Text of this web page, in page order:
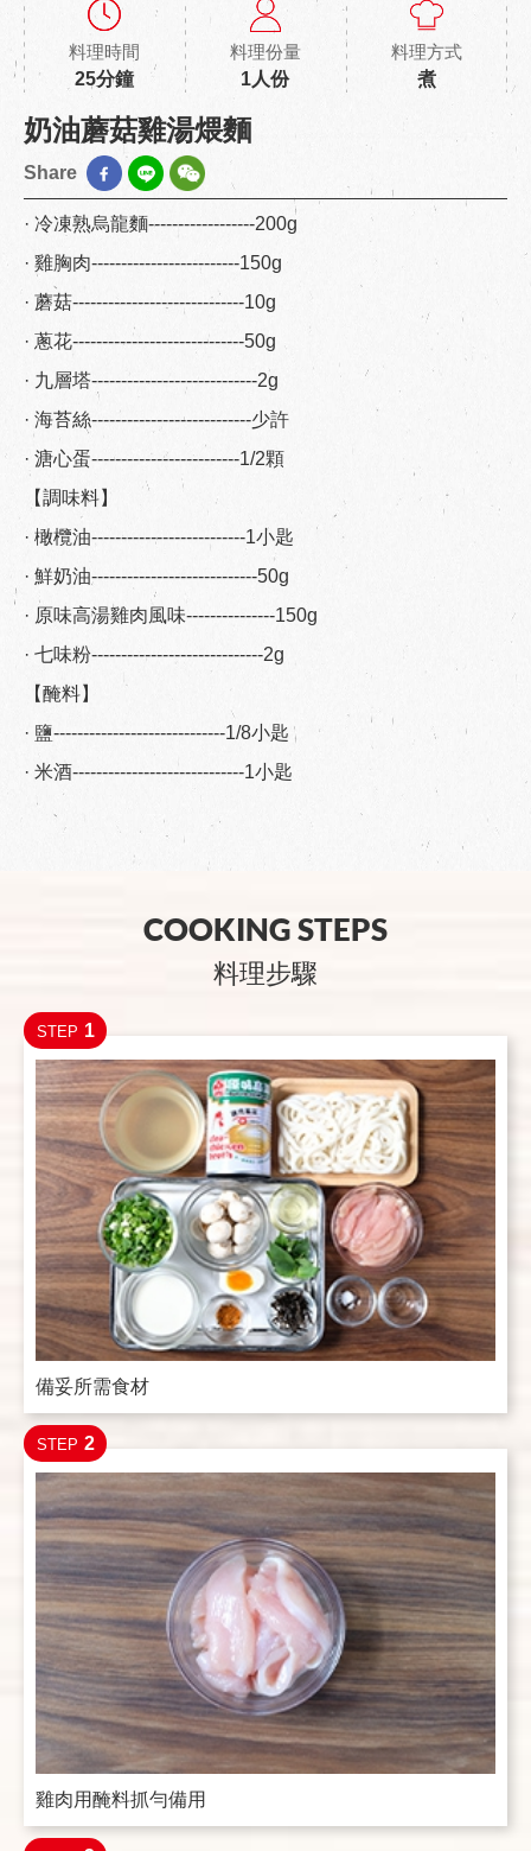
料理時間
25分鐘
料理份量
1人份
料理方式
煮
奶油蘑菇雞湯煨麵
Share
· 冷凍熟烏龍麵------------------200g
· 雞胸肉-------------------------150g
· 蘑菇-----------------------------10g
· 蔥花-----------------------------50g
· 九層塔----------------------------2g
· 海苔絲---------------------------少許
· 溏心蛋-------------------------1/2顆
【調味料】
· 橄欖油--------------------------1小匙
· 鮮奶油----------------------------50g
· 原味高湯雞肉風味---------------150g
· 七味粉-----------------------------2g
【醃料】
· 鹽-----------------------------1/8小匙
· 米酒-----------------------------1小匙
COOKING STEPS
料理步驟
STEP 1
備妥所需食材
STEP 2
雞肉用醃料抓勻備用